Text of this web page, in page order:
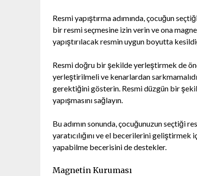
Resmi yapıştırma adımında, çocuğun
bir resmi seçmesine izin verin ve ona
yapıştırılacak resmin uygun boyutta
Resmi doğru bir şekilde yerleştirmek de
yerleştirilmeli ve kenarlardan
gerektiğini gösterin. Resmi düzgün bir
yapışmasını sağlayın.
Bu adımın sonunda, çocuğunuzun seçtiği
yaratıcılığını ve el becerilerini
yapabilme becerisini de destekler.
Magnetin Kuruması